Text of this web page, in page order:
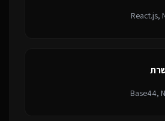
React.js,
Base44,